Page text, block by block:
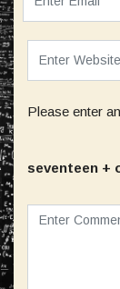
Please enter
seventeen +